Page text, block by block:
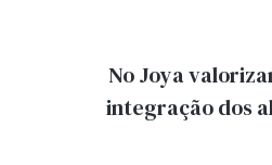
No Joya
integração dos